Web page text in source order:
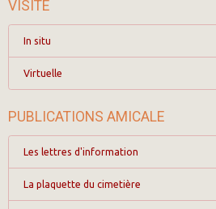
VISITE
In situ
Virtuelle
PUBLICATIONS AMICALE
Les lettres d'information
La plaquette du cimetière